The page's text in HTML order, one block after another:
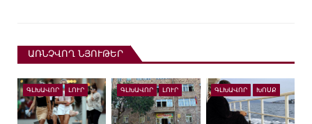
ԱՌՆՉՎՈՂ ՆՅՈՒԹԵՐ
ԳԼԽԱՎՈՐ ԼՈՒՐ ԳԼԽԱՎՈՐ ԼՈՒՐ ԳԼԽԱՎՈՐ ԽՈՍՔ